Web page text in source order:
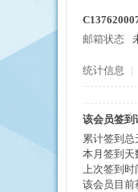
引
邮箱状态
统计信息 |
该会员签到
累计签到总
本月签到天
上次签到时
该会员目前